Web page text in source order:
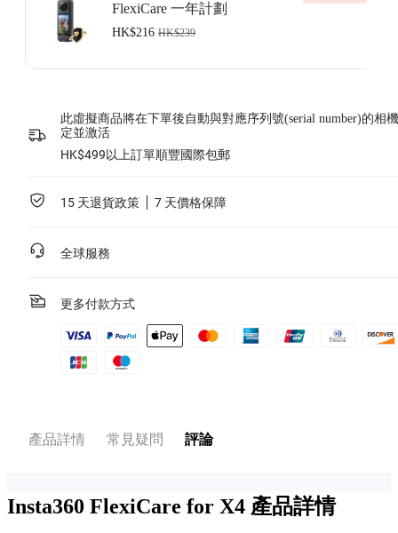
FlexiCare 一年計劃
HK$216 HK$239
品並承擔雙向運費。 用戶每次使用該服務需支付 HK$239
的小額更換費
用。
只有當您購買了 Insta360 產品但尚未啟用或啟用時間不到 30 天時，才
可使用此服務。
此虛擬商品將在下單後自動與對應序列號(serial number)的相
定並激活
HK$499以上訂單順豐國際包郵
15 天退貨政策 7 天價格保障
全球服務
更多付款方式
產品詳情 常見疑問 評論
Insta360 FlexiCare for X4 產品詳情